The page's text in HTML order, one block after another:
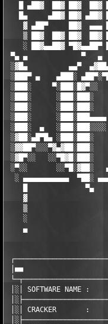
█ ▄██▓  ██▓ ██▓  ██▓
█▄     ▄██▓ ██▓ ▄██▓
▓ ▄██▀     ██▓  ▄▄▄
▒ ██▓  ██▓ ██▓  ██▓
░ ██▓▄▄██▓ ▀█▓▄▄██▀
▀▄ ▄             ▀   ▄
░▓█▄          ▄▄▀
░███▀ ▄    ▄███░
░███░     ▀░███░█▓▀░░
░███░      ░███░███░
░███░      ░███░███░
░███░
░███░  ▄
░▓██░▄█▀█▄ ░███░███░
░▓█▀░░   ░░▀█▓█░███░
░▀░░       ░░▀█░▓██░
░ ▄▄▄▄▄▄▄▄▄▄▄  ▀██░
█              ▀▄
▓
▒
░
▄
│■■
│░│ SOFTWARE NAME
│░│ CRACKER       :